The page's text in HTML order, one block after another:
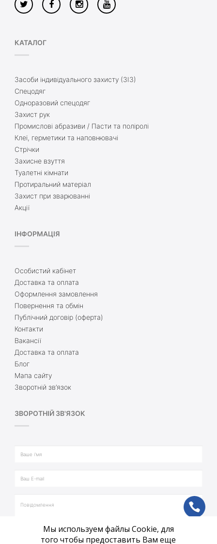
КАТАЛОГ
Засоби індивідуального захисту (ЗІЗ)
Спецодяг
Одноразовий спецодяг
Захист рук
Промислові абразиви / Пасти та поліролі
Клеї, герметики та наповнювачі
Стрічки
Захисне взуття
Туалетні кімнати
Протиральний матеріал
Захист при зварюванні
Акції
ІНФОРМАЦІЯ
Особистий кабінет
Доставка та оплата
Оформлення замовлення
Повернення та обмін
Публічний договір (оферта)
Контакти
Вакансії
Доставка та оплата
Блог
Мапа сайту
Зворотній зв’язок
ЗВОРОТНІЙ ЗВ'ЯЗОК
ph
Мы используем файлы Cookie, для
того чтобы предоставить Вам еще